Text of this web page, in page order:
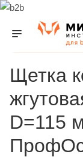
Щетка
D=115